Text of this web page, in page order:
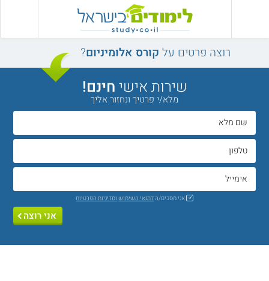
רוצה פרטים על קורס אלומיניום?
שירות אישיחינם!
מלא/י פרטיך ונחזור אליך
אני מסכים/הלתנאי השימוש ומדיניות הפרטיות
אני רוצה